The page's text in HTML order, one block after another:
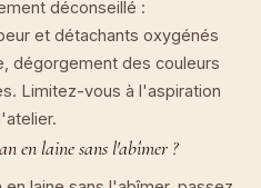
déconseillé :
et détachants oxygénés
dégorgement des couleurs
Limitez-vous à l'aspiration
en laine sans l'abîmer ?